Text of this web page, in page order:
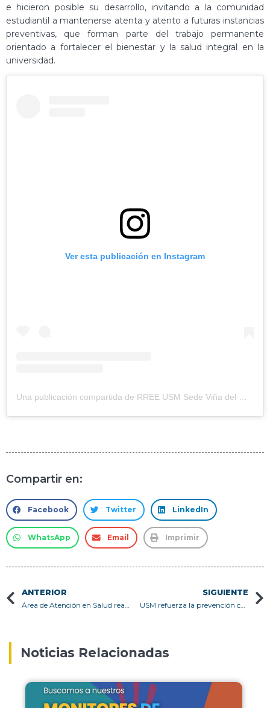
e hicieron posible su desarrollo, invitando a la comunidad
estudiantil a mantenerse atenta y atento a futuras instancias
preventivas, que forman parte del trabajo permanente
orientado a fortalecer el bienestar y la salud integral en la
universidad.
Ver esta publicación en Instagram
Una publicación compartida de RREE USM Sede Viña del Mar (@rreeusm_vina)
Compartir en:
Facebook Twitter LinkedIn
WhatsApp Email Imprimir
ANTERIOR
Área de Atención en Salud realiza espacio de conversación en torno a la adultez emergente en los Campus San Joaquín y Campus Vitacura
SIGUIENTE
USM refuerza la prevención con charla sobre seguridad en el Campus Casa Central Valparaíso
Noticias Relacionadas